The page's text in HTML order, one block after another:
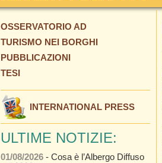
OSSERVATORIO AD
TURISMO NEI BORGHI
PUBBLICAZIONI
TESI
INTERNATIONAL PRESS
ULTIME NOTIZIE:
01/08/2026 - Cosa è l’Albergo Diffuso